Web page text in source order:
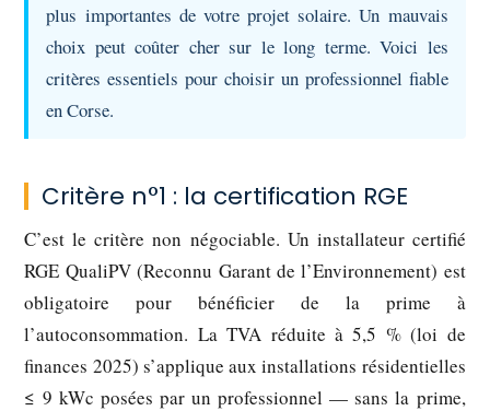
plus importantes de votre projet solaire. Un mauvais
choix peut coûter cher sur le long terme. Voici les
critères essentiels pour choisir un professionnel fiable
en Corse.
Critère n°1 : la certification RGE
C’est le critère non négociable. Un installateur certifié
RGE QualiPV (Reconnu Garant de l’Environnement) est
obligatoire pour bénéficier de la prime à
l’autoconsommation. La TVA réduite à 5,5 % (loi de
finances 2025) s’applique aux installations résidentielles
≤ 9 kWc posées par un professionnel — sans la prime,